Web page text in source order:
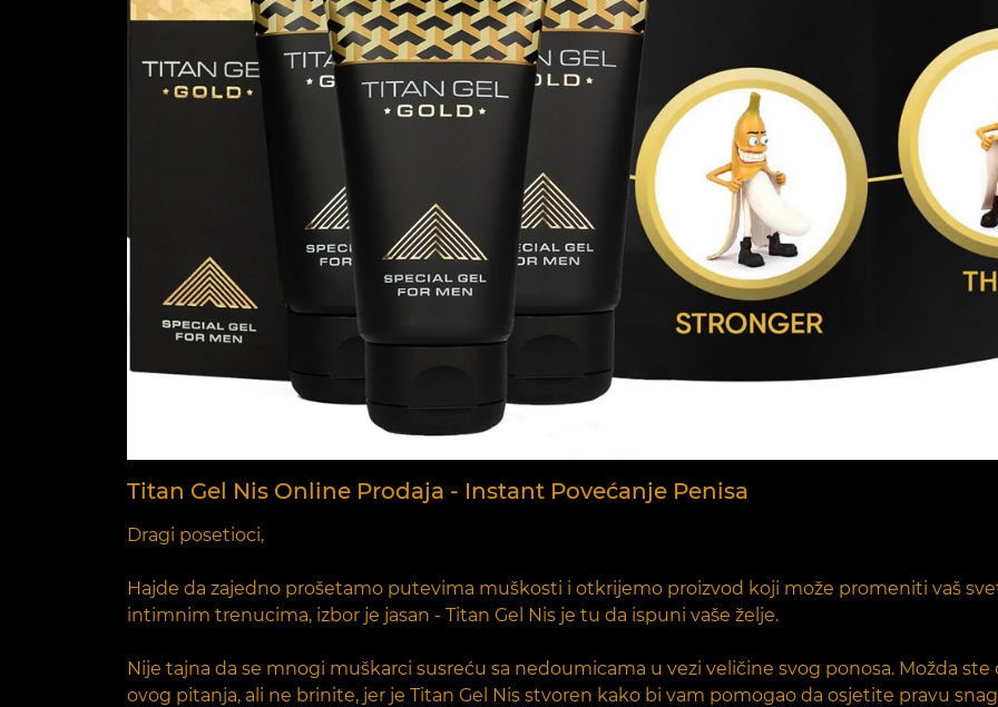
Titan Gel Nis Online Prodaja - Instant Povećanje Penisa
Dragi posetioci,
Hajde da zajedno prošetamo putevima muškosti i otkrijemo proizvod koji može promeniti vaš
intimnim trenucima, izbor je jasan - Titan Gel Nis je tu da ispuni vaše želje.
Nije tajna da se mnogi muškarci susreću sa nedoumicama u vezi veličine svog ponosa. Možda
ovog pitanja, ali ne brinite, jer je Titan Gel Nis stvoren kako bi vam pomogao da osjetite pravu